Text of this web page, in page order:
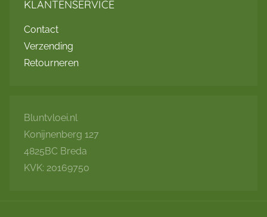
KLANTENSERVICE
Contact
Verzending
Retourneren
Bluntvloei.nl
Konijnenberg 127
4825BC Breda
KVK: 20169750